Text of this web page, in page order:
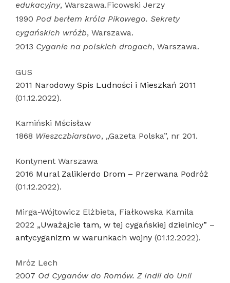
edukacyjny, Warszawa.Ficowski Jerzy
1990 Pod berłem króla Pikowego. Sekrety
cygańskich wróżb, Warszawa.
2013 Cyganie na polskich drogach, Warszawa.
GUS
2011 Narodowy Spis Ludności i Mieszkań 2011
(01.12.2022).
Kamiński Mścisław
1868 Wieszczbiarstwo, „Gazeta Polska”, nr 201.
Kontynent Warszawa
2016 Mural Zalikierdo Drom – Przerwana Podróż
(01.12.2022).
Mirga-Wójtowicz Elżbieta, Fiałkowska Kamila
2022 „Uważajcie tam, w tej cygańskiej dzielnicy” –
antycyganizm w warunkach wojny (01.12.2022).
Mróz Lech
2007 Od Cyganów do Romów. Z Indii do Unii